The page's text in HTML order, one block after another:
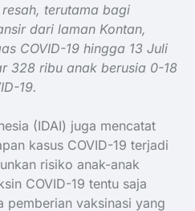
terutama bagi
dari laman Kontan,
COVID-19 hingga 13 Juli
328 ribu anak berusia 0-18
19.
(IDAI) juga mencatat
kasus COVID-19 terjadi
risiko anak-anak
COVID-19 tentu saja
pemberian vaksinasi yang